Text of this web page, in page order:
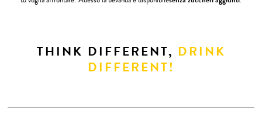
THINK DIFFERENT, DRINK
DIFFERENT!